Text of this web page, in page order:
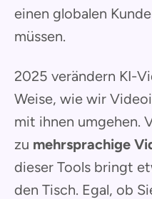
einen globalen
müssen.
2025 verändern KI-
Weise, wie wir
mit ihnen umgehen.
zu mehrsprachige
dieser Tools bringt
den Tisch. Egal, ob